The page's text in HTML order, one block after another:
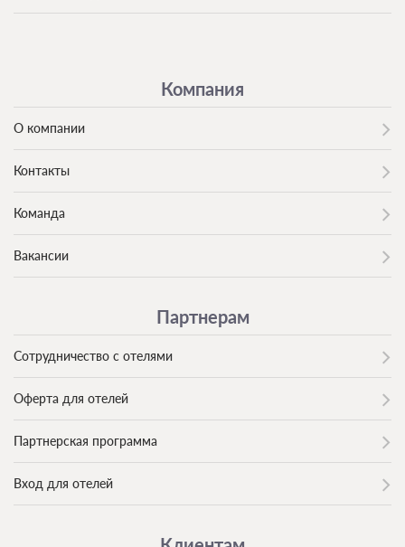
Компания
О компании
Контакты
Команда
Вакансии
Партнерам
Сотрудничество с отелями
Оферта для отелей
Партнерская программа
Вход для отелей